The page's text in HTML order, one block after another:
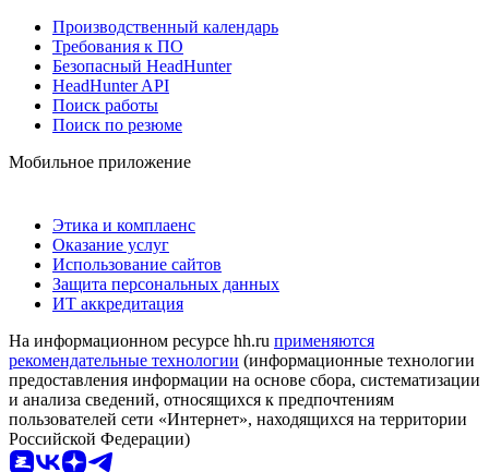
Производственный календарь
Требования к ПО
Безопасный HeadHunter
HeadHunter API
Поиск работы
Поиск по резюме
Мобильное приложение
Этика и комплаенс
Оказание услуг
Использование сайтов
Защита персональных данных
ИТ аккредитация
На информационном ресурсе hh.ru применяются
рекомендательные технологии (информационные технологии
предоставления информации на основе сбора, систематизации
и анализа сведений, относящихся к предпочтениям
пользователей сети «Интернет», находящихся на территории
Российской Федерации)